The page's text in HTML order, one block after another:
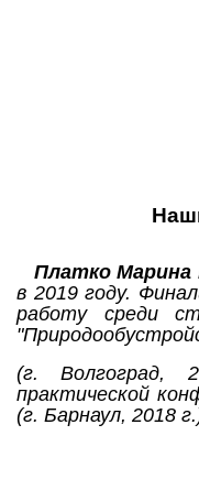
Платко Марина
в 2019 году.
работу среди
(г. Волгоград,
практической
(г. Барнаул, 2018